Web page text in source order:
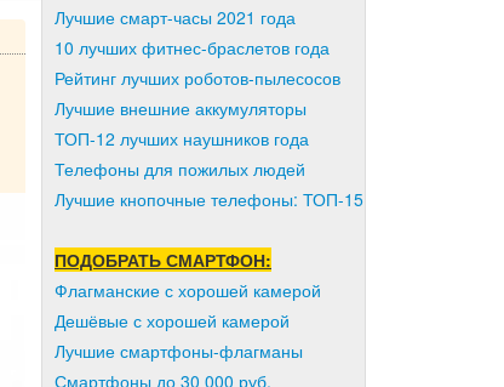
Лучшие смарт-часы 2021 года
10 лучших фитнес-браслетов года
Рейтинг лучших роботов-пылесосов
Лучшие внешние аккумуляторы
ТОП-12 лучших наушников года
Телефоны для пожилых людей
Лучшие кнопочные телефоны: ТОП-15
ПОДОБРАТЬ СМАРТФОН:
Флагманские с хорошей камерой
Дешёвые с хорошей камерой
Лучшие смартфоны-флагманы
Смартфоны до 30 000 руб.